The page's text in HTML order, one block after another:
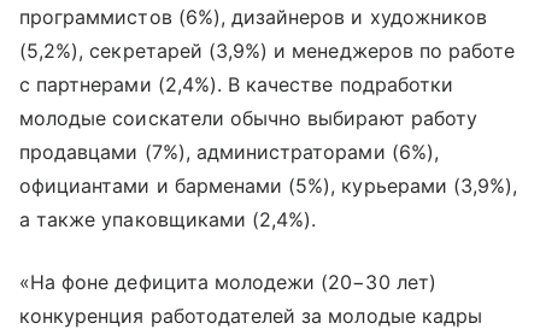
программистов (6%), дизайнеров и художников
(5,2%), секретарей (3,9%) и менеджеров по работе
с партнерами (2,4%). В качестве подработки
молодые соискатели обычно выбирают работу
продавцами (7%), администраторами (6%),
официантами и барменами (5%), курьерами (3,9%),
а также упаковщиками (2,4%).
«На фоне дефицита молодежи (20−30 лет)
конкуренция работодателей за молодые кадры